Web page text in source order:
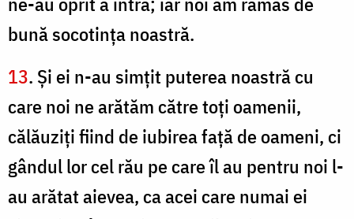
bună socotinţa noastră.
13. Şi ei n-au simţit puterea noastră cu
care noi ne arătăm către toţi oamenii,
călăuziţi fiind de iubirea faţă de oameni, ci
gândul lor cel rău pe care îl au pentru noi l-
au arătat aievea, ca acei care numai ei